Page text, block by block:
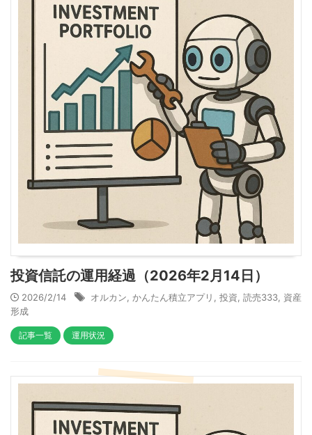
投資信託の運用経過（2026年2月14日）
2026/2/14 オルカン かんたん積立アプリ 投資 読売333 資産
形成
記事一覧 運用状況